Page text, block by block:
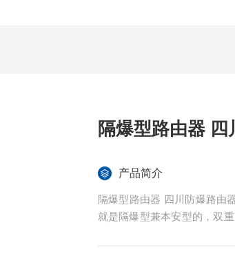
隔
产品简介
隔爆型路由器 四川防爆路由器就是有一个隔爆外壳在外面保护着路由器，旭信旗下的AP198-F路由器
就是隔爆型兼本安型的，双